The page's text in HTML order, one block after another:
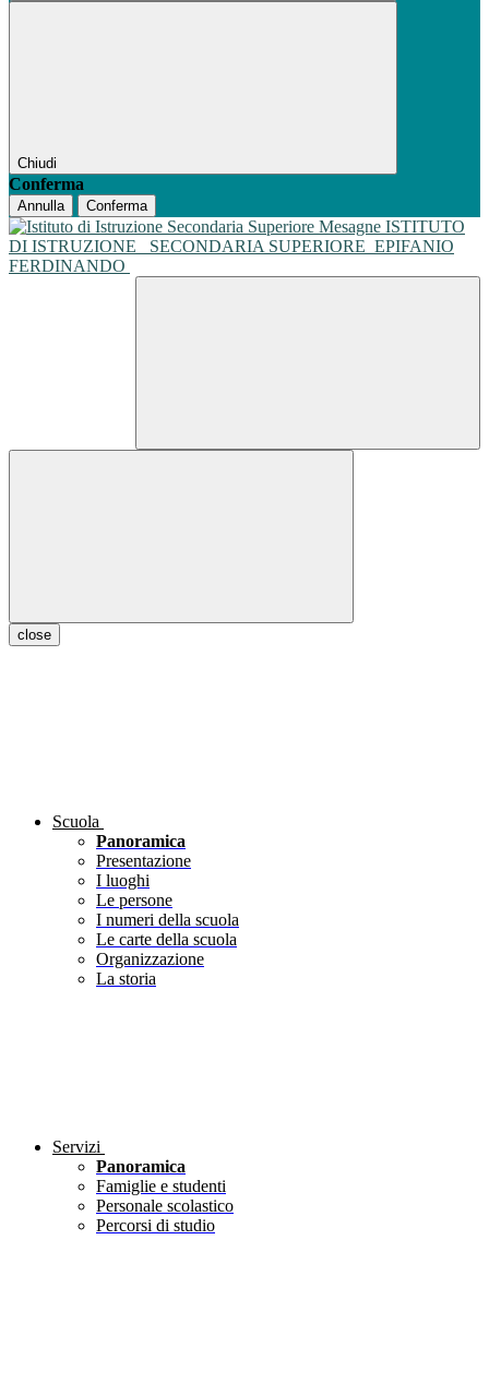
Chiudi
Conferma
Annulla Conferma
ISTITUTO
DI ISTRUZIONE
SECONDARIA SUPERIORE EPIFANIO
FERDINANDO
close
Scuola
Panoramica
Presentazione
I luoghi
Le persone
I numeri della scuola
Le carte della scuola
Organizzazione
La storia
Servizi
Panoramica
Famiglie e studenti
Personale scolastico
Percorsi di studio